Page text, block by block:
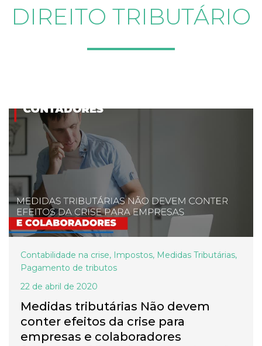
DIREITO TRIBUTÁRIO
Contabilidade na crise, Impostos, Medidas Tributárias,
Pagamento de tributos
22 de abril de 2020
Medidas tributárias Não devem
conter efeitos da crise para
empresas e colaboradores